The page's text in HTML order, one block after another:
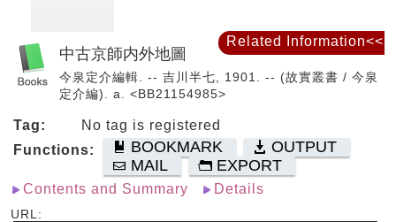
中古京師内外地圖
今泉定介編輯. -- 吉川半七, 1901. -- (故實叢書 / 今泉
定介編). a. <BB21154985>
Tag:
No tag is registered
Functions:
BOOKMARK
OUTPUT
MAIL
EXPORT
Contents and Summary Details
URL:
Related Information<<